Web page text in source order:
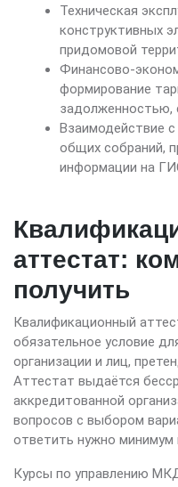
Техническая
конструктивных
придомовой
Финансово-
формирование
задолженностью,
Взаимодействие
общих собраний,
информации на
аттестат:
получить
Квалификационный
обязательное условие
организации и лиц,
Аттестат выдаётся
аккредитованной
вопросов с выбором
ответить нужно минимум
Курсы по управлению